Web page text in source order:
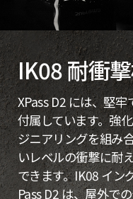
IK08 耐衝
XPass D2 には、堅
付属しています。強
ジニアリングを組み
いレベルの衝撃に耐
できます。IK08 イン
Pass D2 は、屋外で